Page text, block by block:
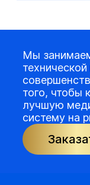
Мы
того, чтобы
лучшую
систему на